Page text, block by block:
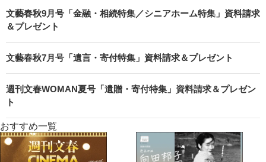
文藝春秋9月号「金融・相続特集／シニアホーム特集」資料請求
＆プレゼント
文藝春秋7月号「遺言・寄付特集」資料請求＆プレゼント
週刊文春WOMAN夏号「遺贈・寄付特集」資料請求＆プレゼン
ト
おすすめ一覧